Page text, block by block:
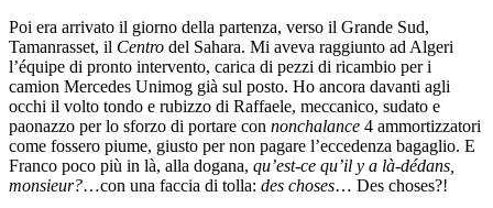
Poi era arrivato il giorno della partenza, verso il Grande Sud,
Tamanrasset, il Centro del Sahara. Mi aveva raggiunto ad Algeri
l’équipe di pronto intervento, carica di pezzi di ricambio per i
camion Mercedes Unimog già sul posto. Ho ancora davanti agli
occhi il volto tondo e rubizzo di Raffaele, meccanico, sudato e
paonazzo per lo sforzo di portare con nonchalance 4 ammortizzatori
come fossero piume, giusto per non pagare l’eccedenza bagaglio. E
Franco poco più in là, alla dogana, qu’est-ce qu’il y a là-dédans,
monsieur?…con una faccia di tolla: des choses… Des choses?!